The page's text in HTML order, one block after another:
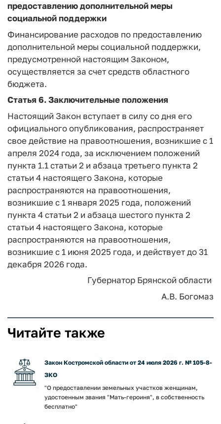
предоставлению дополнительной меры
социальной поддержки
Финансирование расходов по предоставлению
дополнительной меры социальной поддержки,
предусмотренной настоящим Законом,
осуществляется за счет средств областного
бюджета.
Статья 6.Заключительные положения
Настоящий Закон вступает в силу со дня его
официального опубликования, распространяет
свое действие на правоотношения, возникшие с 1
апреля 2024 года, за исключением положений
пункта 1.1 статьи 2 и абзаца третьего пункта 2
статьи 4 настоящего Закона, которые
распространяются на правоотношения,
возникшие с 1 января 2025 года, положений
пункта 4 статьи 2 и абзаца шестого пункта 2
статьи 4 настоящего Закона, которые
распространяются на правоотношения,
возникшие с 1 июня 2025 года, и действует до 31
декабря 2026 года.
Губернатор Брянской области
А.В. Богомаз
Читайте также
Закон Костромской области от 24 июля 2026 г. № 105-8-
ЗКО
"О предоставлении земельных участков женщинам,
удостоенным звания "Мать-героиня", в собственность
бесплатно"